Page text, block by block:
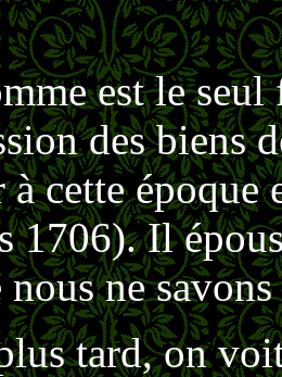
est le
des biens
à cette
1706). Il
ne
tard, on